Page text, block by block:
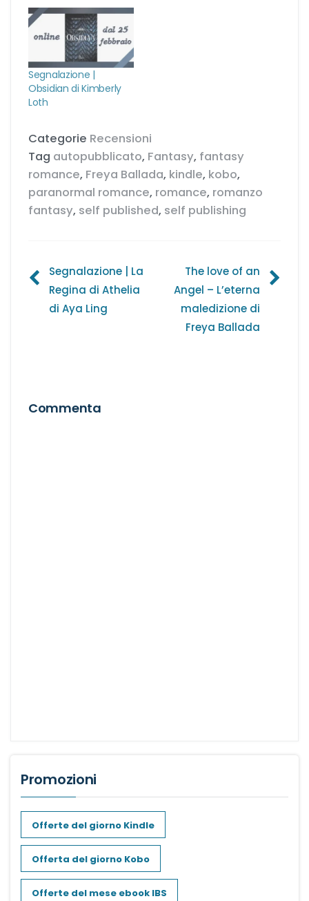
Segnalazione |
Obsidian di Kimberly
Loth
Categorie Recensioni
Tag autopubblicato, Fantasy, fantasy
romance, Freya Ballada, kindle, kobo,
paranormal romance, romance, romanzo
fantasy, self published, self publishing
Navigazione
articoli
Segnalazione | La
Regina di Athelia
di Aya Ling
The love of an
Angel – L’eterna
maledizione di
Freya Ballada
Commenta
Promozioni
Offerte del giorno Kindle
Offerta del giorno Kobo
Offerte del mese ebook IBS